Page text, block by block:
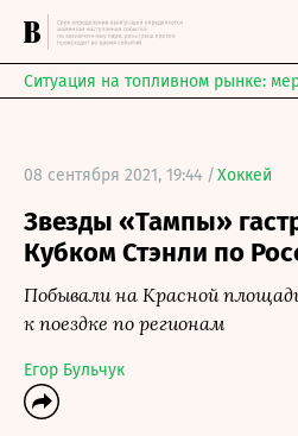
Ситуация на топливном рынке:
08 сентября 2021, 19:44 /Хоккей
Звезды «Тампы»
Кубком Стэнли по
Побывали на Красной
к поездке по регионам
Егор Бульчук